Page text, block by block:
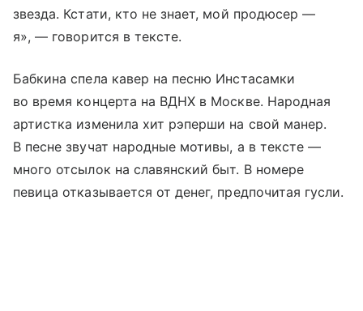
звезда. Кстати, кто не знает, мой продюсер —
я», — говорится в тексте.
Бабкина спела кавер на песню Инстасамки
во время концерта на ВДНХ в Москве. Народная
артистка изменила хит рэперши на свой манер.
В песне звучат народные мотивы, а в тексте —
много отсылок на славянский быт. В номере
певица отказывается от денег, предпочитая гусли.